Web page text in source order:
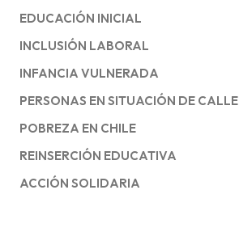
EDUCACIÓN INICIAL
INCLUSIÓN LABORAL
INFANCIA VULNERADA
PERSONAS EN SITUACIÓN DE CALLE
POBREZA EN CHILE
REINSERCIÓN EDUCATIVA
ACCIÓN SOLIDARIA